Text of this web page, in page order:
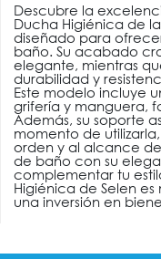
Descubre la
Ducha Higiénica de
diseñado para
baño. Su acabado
elegante, mientras
durabilidad y
Este modelo incluye
grifería y manguera,
Además, su soporte
momento de
orden y al alcance
de baño con su
complementar tu
Higiénica de Selen
una inversión en